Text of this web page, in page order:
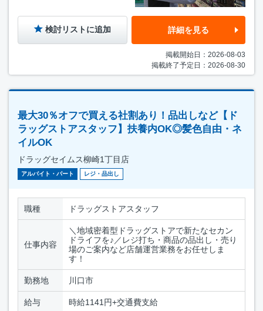
検討リストに追加 詳細を見る
掲載開始日：2026-08-03
掲載終了予定日：2026-08-30
最大30％オフで買える社割あり！品出しなど【ド
ラッグストアスタッフ】扶養内OK◎髪色自由・ネ
イルOK
ドラッグセイムス柳崎1丁目店
アルバイト・パート レジ・品出し
職種 ドラッグストアスタッフ
仕事内容
＼地域密着型ドラッグストアで新たなセカン
ドライフを♪／レジ打ち・商品の品出し・売り
場のご案内など店舗運営業務をお任せしま
す！
勤務地 川口市
給与 時給1141円+交通費支給